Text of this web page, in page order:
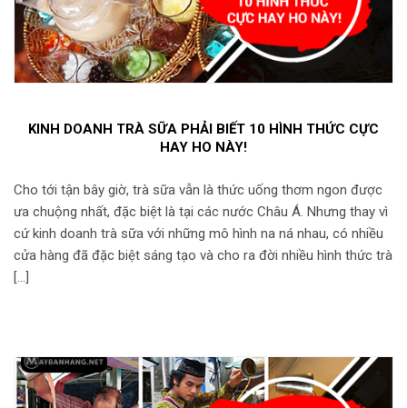
KINH DOANH TRÀ SỮA PHẢI BIẾT 10 HÌNH THỨC CỰC
HAY HO NÀY!
Cho tới tận bây giờ, trà sữa vẫn là thức uống thơm ngon được
ưa chuộng nhất, đặc biệt là tại các nước Châu Á. Nhưng thay vì
cứ kinh doanh trà sữa với những mô hình na ná nhau, có nhiều
cửa hàng đã đặc biệt sáng tạo và cho ra đời nhiều hình thức trà
[…]